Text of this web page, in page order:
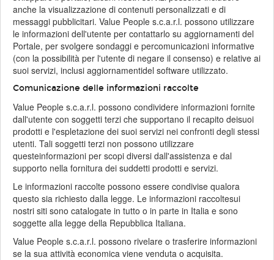
anche la visualizzazione di contenuti personalizzati e di
messaggi pubblicitari. Value People s.c.a.r.l. possono utilizzare
le informazioni dell'utente per contattarlo su aggiornamenti del
Portale, per svolgere sondaggi e percomunicazioni informative
(con la possibilità per l'utente di negare il consenso) e relative ai
suoi servizi, inclusi aggiornamentidel software utilizzato.
Comunicazione delle informazioni raccolte
Value People s.c.a.r.l. possono condividere informazioni fornite
dall'utente con soggetti terzi che supportano il recapito deisuoi
prodotti e l'espletazione dei suoi servizi nei confronti degli stessi
utenti. Tali soggetti terzi non possono utilizzare
questeinformazioni per scopi diversi dall'assistenza e dal
supporto nella fornitura dei suddetti prodotti e servizi.
Le informazioni raccolte possono essere condivise qualora
questo sia richiesto dalla legge. Le informazioni raccoltesui
nostri siti sono catalogate in tutto o in parte in Italia e sono
soggette alla legge della Repubblica Italiana.
Value People s.c.a.r.l. possono rivelare o trasferire informazioni
se la sua attività economica viene venduta o acquisita.